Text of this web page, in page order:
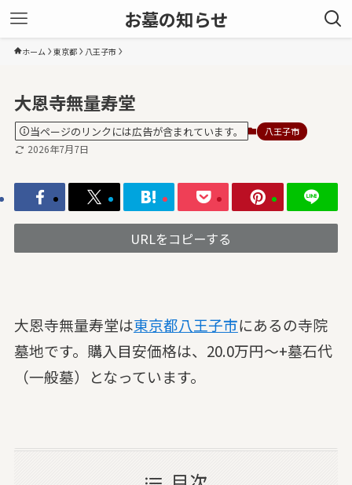
お墓の知らせ
ホーム 東京都 八王子市
大恩寺無量寿堂
当ページのリンクには広告が含まれています。 八王子市
2026年7月7日
URLをコピーする
大恩寺無量寿堂は東京都八王子市にあるの寺院
墓地です。購入目安価格は、20.0万円～+墓石代
（一般墓）となっています。